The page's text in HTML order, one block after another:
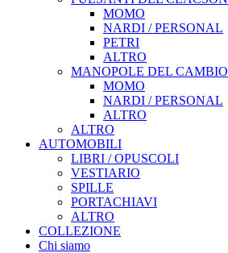
MOMO
NARDI / PERSONAL
PETRI
ALTRO
MANOPOLE DEL CAMBIO
MOMO
NARDI / PERSONAL
ALTRO
ALTRO
AUTOMOBILI
LIBRI / OPUSCOLI
VESTIARIO
SPILLE
PORTACHIAVI
ALTRO
COLLEZIONE
Chi siamo